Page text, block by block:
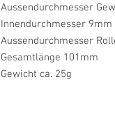
Aussendurchmesser
Innendurchmesser 9mm
Aussendurchmesser
Gesamtlänge 101mm
Gewicht ca. 25g